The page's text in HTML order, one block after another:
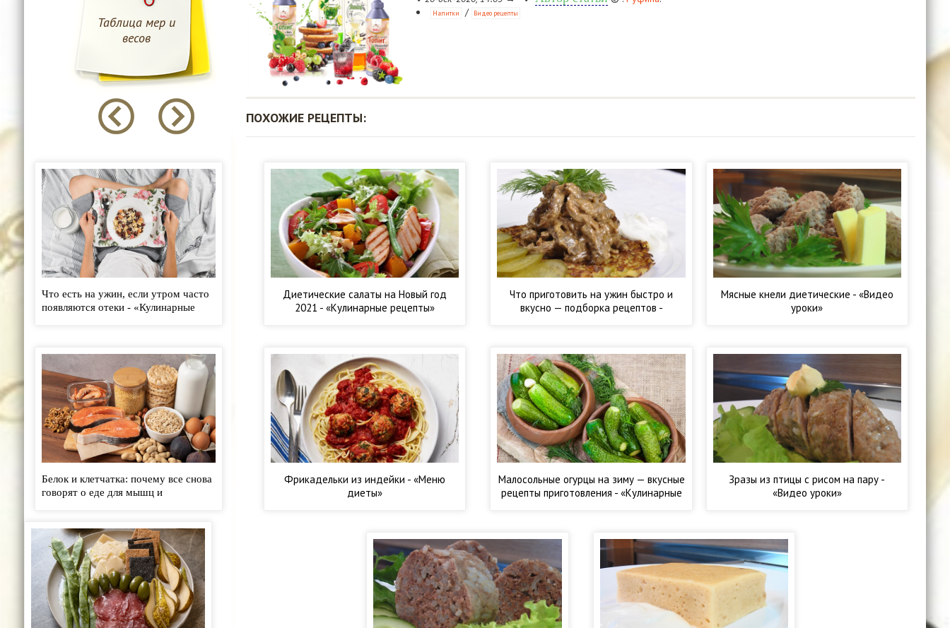
Таблица мер и
весов
Таблица еды и
калорий
Опасные и
Что есть на ужин, если утром часто
появляются отеки - «Кулинарные
Белок и клетчатка: почему все снова
говорят о еде для мышц и
Напитки / Видео рецепты
ПОХОЖИЕ РЕЦЕПТЫ:
Диетические салаты на Новый год
2021 - «Кулинарные рецепты»
Что приготовить на ужин быстро и
вкусно — подборка рецептов -
Мясные кнели диетические - «Видео
уроки»
Фрикадельки из индейки - «Меню
диеты»
Малосольные огурцы на зиму — вкусные
рецепты приготовления - «Кулинарные
Зразы из птицы с рисом на пару -
«Видео уроки»